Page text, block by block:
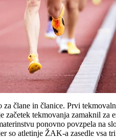
člane in članice. Prvi
začetek tekmovanja zamaknil
ponovno povzpela na
so atletinje ŽAK-a zasedle vsa